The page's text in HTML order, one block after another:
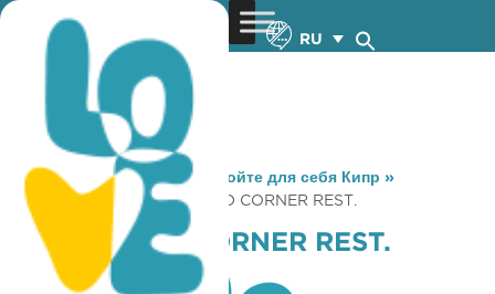
RU
You are here: Home »Откройте для себя Кипр »
Gastronomy
» SIGMA FOOD CORNER REST.
SIGMA FOOD CORNER REST.